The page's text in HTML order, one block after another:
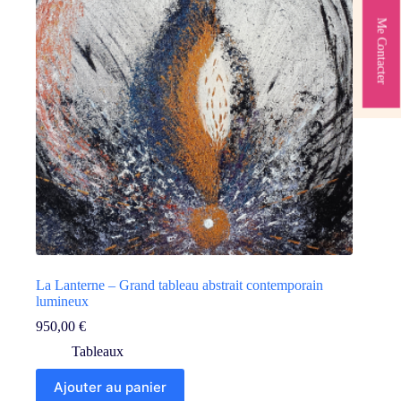
La Lanterne – Grand tableau abstrait contemporain
lumineux
950,00 €
Tableaux
Ajouter au panier
Me Contacter